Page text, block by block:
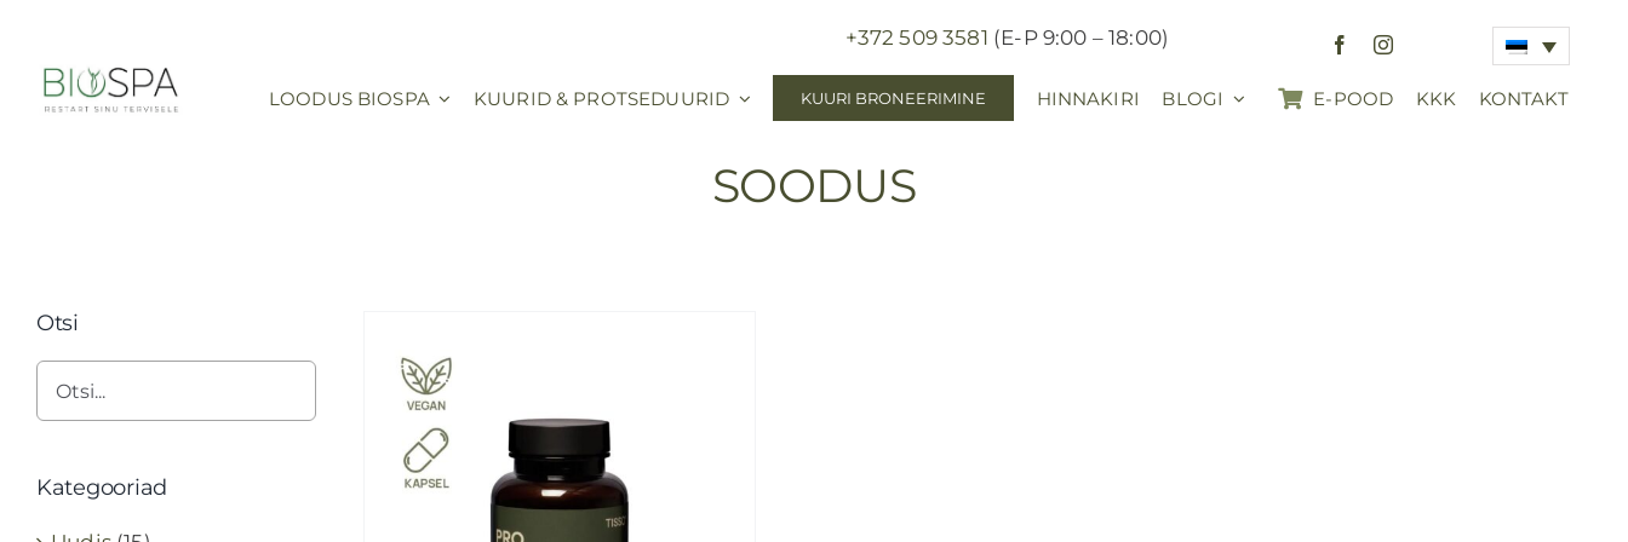
content
+372 509 3581 (E-P 9:00 – 18:00)
LOODUS BIOSPA KUURID & PROTSEDUURID KUURI BRONEERIMINE HINNAKIRI BLOGI E-POOD KKK KONTAKT
SOODUS
Otsi
Kategooriad